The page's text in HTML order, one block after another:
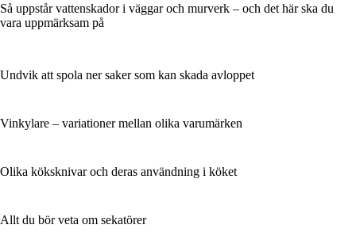
Så uppstår vattenskador i väggar och murverk – och det här ska du
vara uppmärksam på
Undvik att spola ner saker som kan skada avloppet
Vinkylare – variationer mellan olika varumärken
Olika köksknivar och deras användning i köket
Allt du bör veta om sekatörer